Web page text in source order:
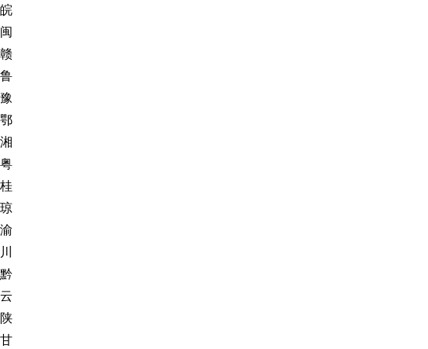
皖
闽
赣
鲁
豫
鄂
湘
粤
桂
琼
渝
川
黔
云
陕
甘